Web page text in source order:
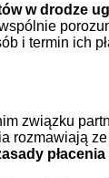
w drodze
i termin ich
związku
rozmawiają